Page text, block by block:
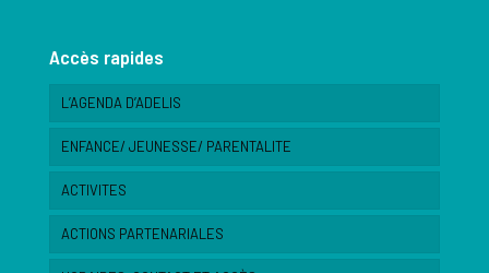
Accès rapides
L’AGENDA D’ADELIS
ENFANCE/ JEUNESSE/ PARENTALITE
ACTIVITES
ACTIONS PARTENARIALES